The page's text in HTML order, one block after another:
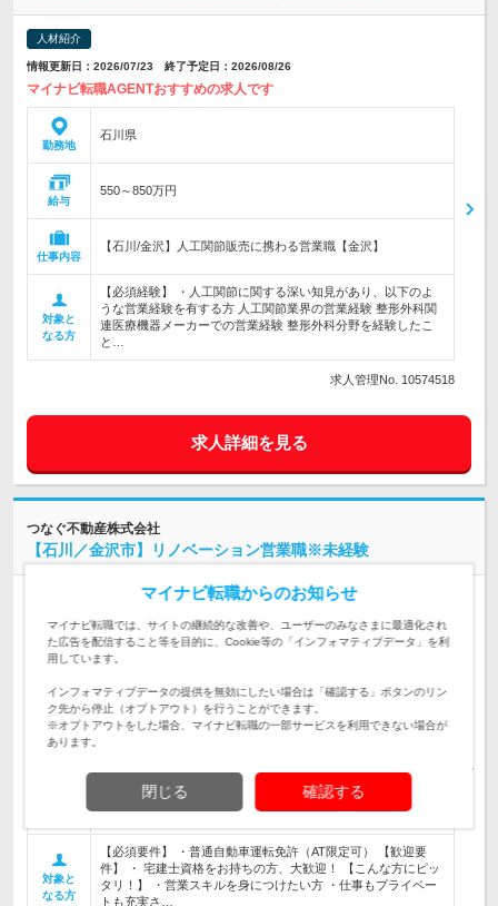
人材紹介
情報更新日：2026/07/23 終了予定日：2026/08/26
マイナビ転職AGENTおすすめの求人です
勤務地
石川県
給与
550～850万円
仕事内容
【石川/金沢】人工関節販売に携わる営業職【金沢】
対象と
なる方
【必須経験】 ・人工関節に関する深い知見があり、以下のよ
うな営業経験を有する方 人工関節業界の営業経験 整形外科関
連医療機器メーカーでの営業経験 整形外科分野を経験したこ
と…
求人管理No. 10574518
求人詳細を見る
つなぐ不動産株式会社
【石川／金沢市】リノベーション営業職※未経験
情報更新日：2026/07/22 終了予定日：2026/08/25
マイナビ転職AGENTおすすめの求人です
勤務地
石川県
【石川／金沢市】リノベーション営業職※未経験
対象と
なる方
【必須要件】 ・普通自動車運転免許（AT限定可） 【歓迎要
件】 ・ 宅建士資格をお持ちの方、大歓迎！ 【こんな方にピッ
タリ！】 ・営業スキルを身につけたい方 ・仕事もプライベー
トも充実さ…
マイナビ転職からのお知らせ
マイナビ転職では、サイトの継続的な改善や、ユーザーのみなさまに最適化され
た広告を配信すること等を目的に、Cookie等の「インフォマティブデータ」を利
用しています。
インフォマティブデータの提供を無効にしたい場合は「確認する」ボタンのリン
ク先から停止（オプトアウト）を行うことができます。
※オプトアウトをした場合、マイナビ転職の一部サービスを利用できない場合が
あります。
閉じる 確認する